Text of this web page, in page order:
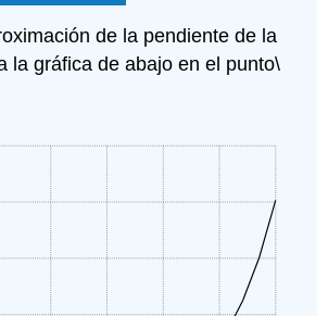
de la pendiente de la
la gráfica de abajo en el punto\